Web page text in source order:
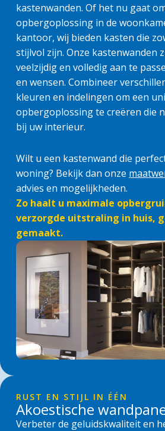
kastenwanden. Of het nu gaat
opbergoplossing in de
kantoor, wij bieden kasten die
stijlvol zijn. Onze kastenwanden
veelzijdig en volledig aan te
en wensen. Combineer
kleuren en indelingen om een
opbergoplossing te creëren die
bij uw interieur.
Wilt u een kastenwand die
woning? Bekijk dan onze
advies en mogelijkheden.
Zo haalt u maximale
verzorgde uitstraling in huis,
gemaakt.
RUST EN STIJL IN ÉÉN
Akoestische
Verbeter de geluidskwaliteit en